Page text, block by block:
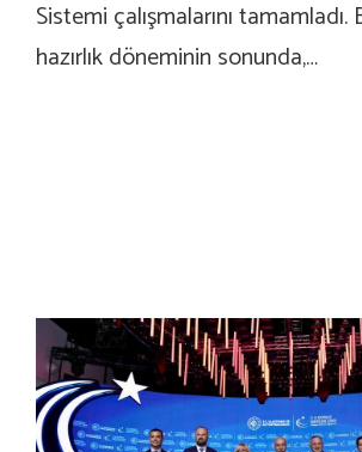
Sistemi çalışmalarını
hazırlık döneminin sonunda,…